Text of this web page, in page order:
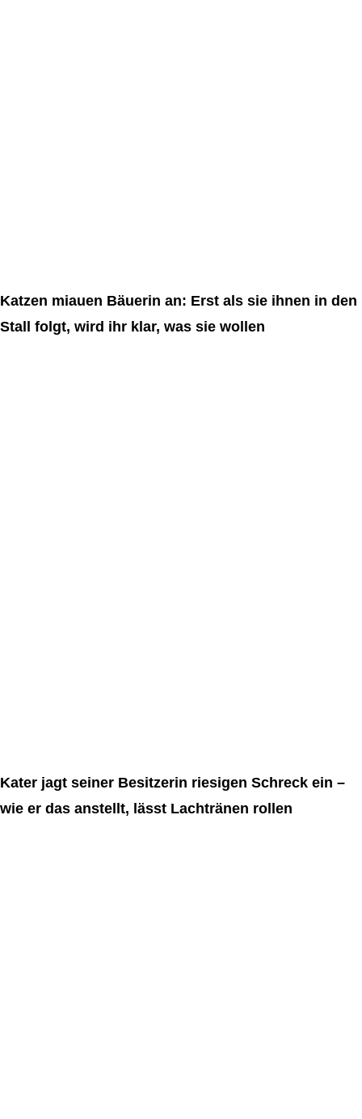
Katzen miauen Bäuerin an: Erst als sie ihnen in den
Stall folgt, wird ihr klar, was sie wollen
Kater jagt seiner Besitzerin riesigen Schreck ein –
wie er das anstellt, lässt Lachtränen rollen